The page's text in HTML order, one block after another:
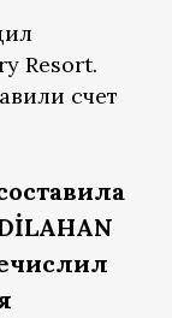
Resort.
счет